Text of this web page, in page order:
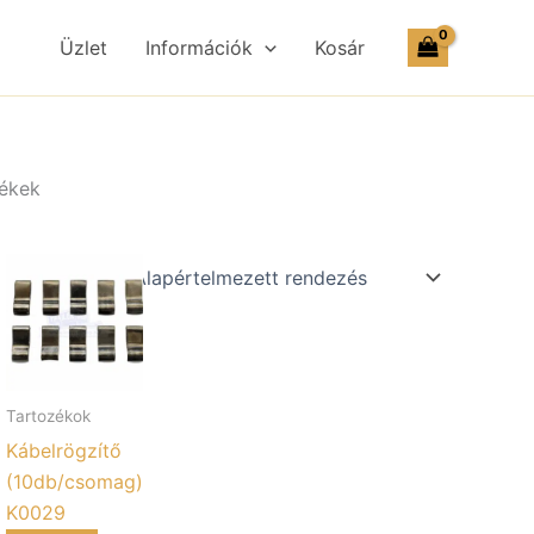
Üzlet Információk Kosár
Tartozékok
Kábelrögzítő
(10db/csomag)
K0029